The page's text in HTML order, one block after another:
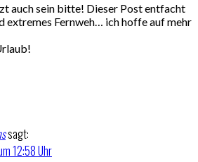
auch sein bitte! Dieser Post entfacht
extremes Fernweh… ich hoffe auf mehr
sagt:
12:58 Uhr